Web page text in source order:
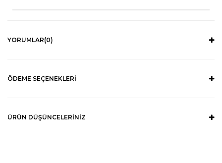
YORUMLAR(0)
ÖDEME SEÇENEKLERI
ÜRÜN DÜŞÜNCELERINIZ